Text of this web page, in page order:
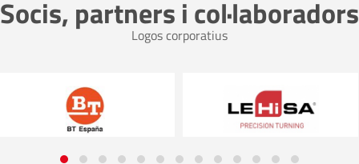
Socis, partners i col·laboradors
Logos corporatius